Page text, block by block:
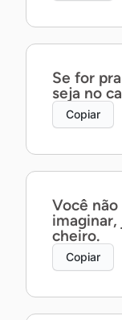
Se for
seja no
Copiar
Você
cheiro.
Copiar